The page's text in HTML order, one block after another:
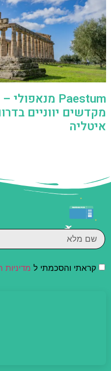
Paestum מנאפולי –
מקדשים יווניים
איטליה
קראתי והסכמתי ל מדיניות